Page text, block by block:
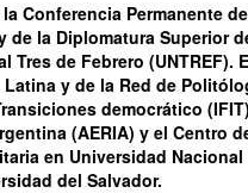
Conferencia Permanente de
de la Diplomatura Superior
de Febrero (UNTREF).
y de la Red de
democrático
(AERIA) y el Centro
en Universidad Nacional
del Salvador.